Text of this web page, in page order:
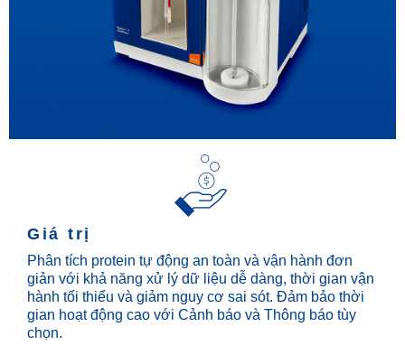
Giá trị
Phân tích protein tự động an toàn và vận hành đơn
giản với khả năng xử lý dữ liệu dễ dàng, thời gian vận
hành tối thiểu và giảm nguy cơ sai sót. Đảm bảo thời
gian hoạt động cao với Cảnh báo và Thông báo tùy
chọn.